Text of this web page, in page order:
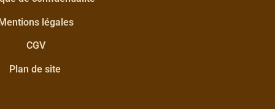
légales
CGV
Plan de site